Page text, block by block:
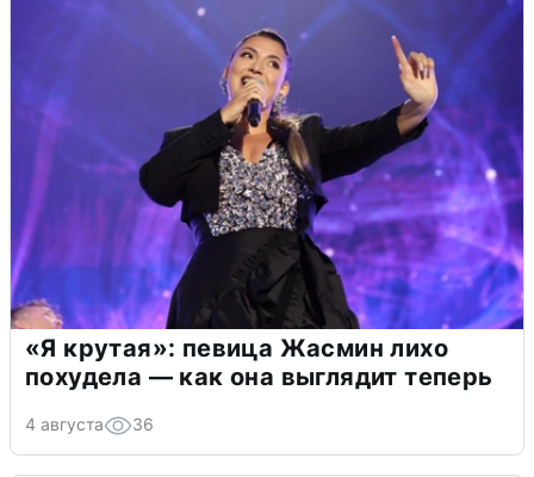
«Я крутая»: певица Жасмин лихо
похудела — как она выглядит теперь
4 августа 36